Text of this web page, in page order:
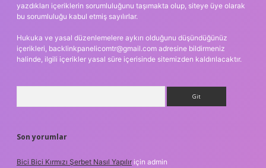
yazdıkları içeriklerin sorumluluğunu taşımakta olup, siteye üye olarak
bu sorumluluğu kabul etmiş sayılırlar.
Hukuka ve yasal düzenlemelere aykırı olduğunu düşündüğünüz
içerikleri, backlinkpanelicomtr@gmail.com adresine bildirmeniz
halinde, ilgili içerikler yasal süre içerisinde sitemizden kaldırılacaktır.
Son yorumlar
Bici Bici Kırmızı Şerbet Nasıl Yapılır için admin